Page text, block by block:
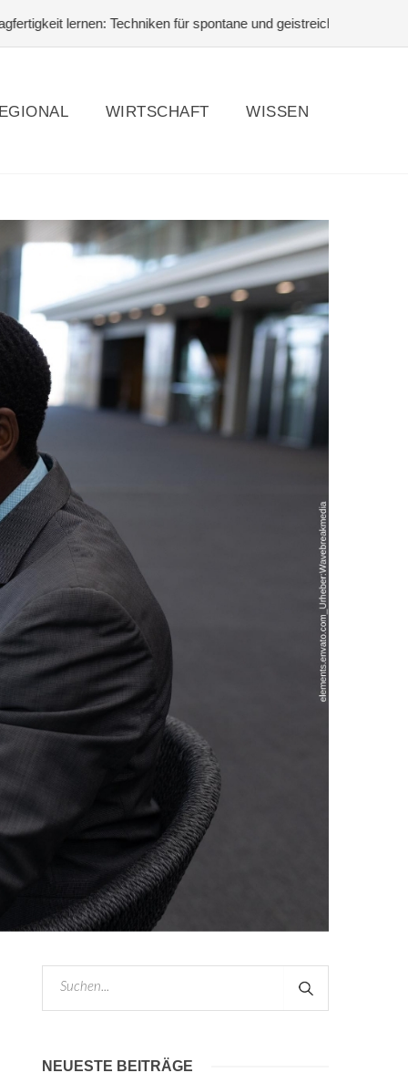
Techniken für spontane und geistreiche Antworten
WIRTSCHAFT WISSEN
NEUESTE BEITRÄGE